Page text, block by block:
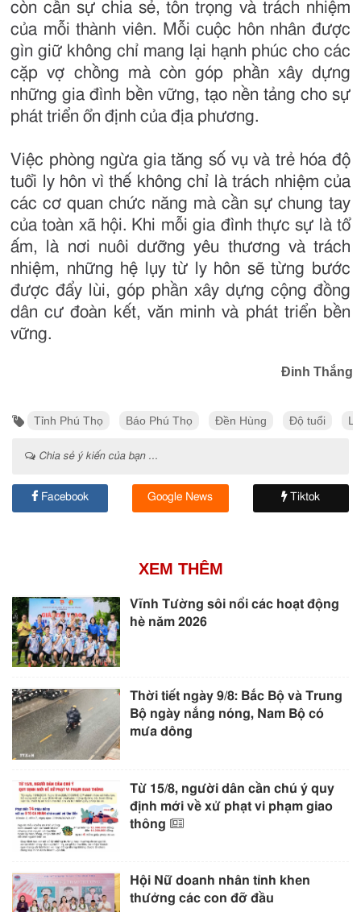
còn cần sự chia sẻ, tôn trọng và trách nhiệm
của mỗi thành viên. Mỗi cuộc hôn nhân được
gìn giữ không chỉ mang lại hạnh phúc cho các
cặp vợ chồng mà còn góp phần xây dựng
những gia đình bền vững, tạo nền tảng cho sự
phát triển ổn định của địa phương.
Việc phòng ngừa gia tăng số vụ và trẻ hóa độ
tuổi ly hôn vì thế không chỉ là trách nhiệm của
các cơ quan chức năng mà cần sự chung tay
của toàn xã hội. Khi mỗi gia đình thực sự là tổ
ấm, là nơi nuôi dưỡng yêu thương và trách
nhiệm, những hệ lụy từ ly hôn sẽ từng bước
được đẩy lùi, góp phần xây dựng cộng đồng
dân cư đoàn kết, văn minh và phát triển bền
vững.
Đinh Thắng
Tỉnh Phú Thọ Báo Phú Thọ Đền Hùng Độ tuổi
Chia sẻ ý kiến của bạn ...
Facebook Google News Tiktok
XEM THÊM
Vĩnh Tường sôi nổi các hoạt động
hè năm 2026
Thời tiết ngày 9/8: Bắc Bộ và Trung
Bộ ngày nắng nóng, Nam Bộ có
mưa dông
Từ 15/8, người dân cần chú ý quy
định mới về xử phạt vi phạm giao
thông
Hội Nữ doanh nhân tỉnh khen
thưởng các con đỡ đầu